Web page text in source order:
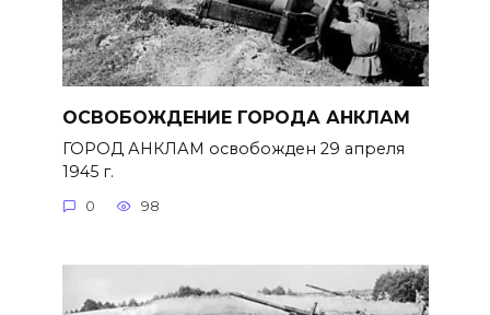
ОСВОБОЖДЕНИЕ ГОРОДА АНКЛАМ
ГОРОД АНКЛАМ освобожден 29 апреля
1945 г.
0 98